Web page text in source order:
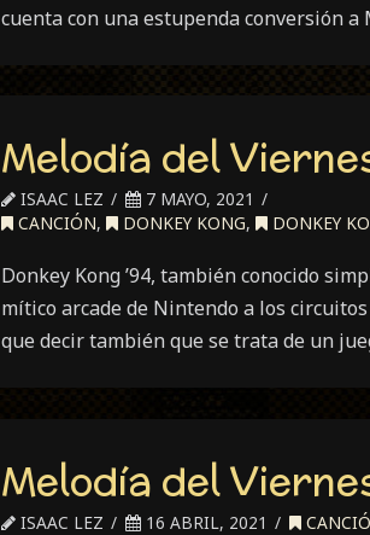
cuenta con una estupenda conversión a
Melodía del
ISAAC LEZ
7 MAYO, 2021
CANCIÓN, DONKEY KONG, DONKEY
Donkey Kong ’94, también conocido
mítico arcade de Nintendo a los
que decir también que se trata de un
Melodía del
ISAAC LEZ 16 ABRIL, 2021